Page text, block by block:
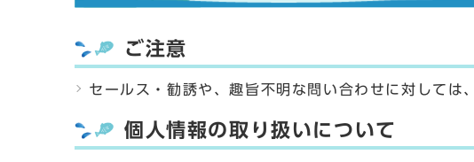
ご注意
セールス・勧誘や、趣旨不明な問い合わせに対しては
個人情報の取り扱いについて